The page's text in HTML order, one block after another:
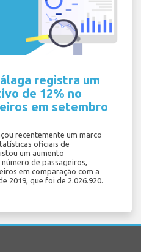
registra um
de 12% no
em setembro
recentemente um marco
oficiais de
um aumento
de passageiros,
em comparação com a
2019, que foi de 2.026.920.